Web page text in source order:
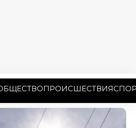
ПРОИСШЕСТВИЯ